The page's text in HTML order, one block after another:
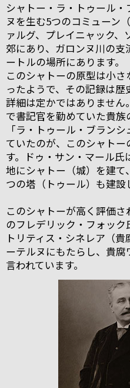
シャトー・ラ・トゥール
ヌを生む5つのコミューン
ァルグ、プレイニャック
郊にあり、ガロンヌ川の
ートルの場所にあります。
このシャトーの原型は小
ったようで、その記録は
詳細は定かではありませ
で書記官を勤めていた貴族
「ラ・トゥール・ブラン
ていたのが、このシャト
す。ドゥ・サン・マール
地にシャトー（城）を建
つの塔（トゥール）も建設
このシャトーが高く評価
のフレデリック・フォッ
トリティス・シネレア（
ーテルヌにもたらし、貴
言われています。